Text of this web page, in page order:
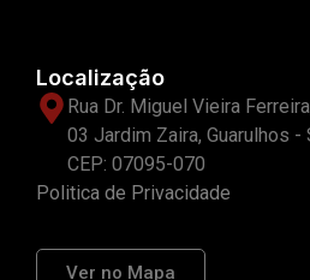
Localização
Rua Dr. Miguel Vieira
03 Jardim Zaira, Guarulhos -
CEP: 07095-070
Politica de Privacidade
Ver no Mapa